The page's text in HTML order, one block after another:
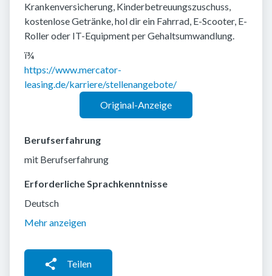
Krankenversicherung, Kinderbetreuungszuschuss,
kostenlose Getränke, hol dir ein Fahrrad, E-Scooter, E-
Roller oder IT-Equipment per Gehaltsumwandlung.
ï¾
https://www.mercator-
leasing.de/karriere/stellenangebote/
Original-Anzeige
Berufserfahrung
mit Berufserfahrung
Erforderliche Sprachkenntnisse
Deutsch
Mehr anzeigen
Teilen